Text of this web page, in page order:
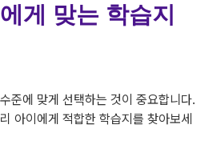
게 맞는 학습지
준에 맞게 선택하는 것이 중요합니다.
아이에게 적합한 학습지를 찾아보세